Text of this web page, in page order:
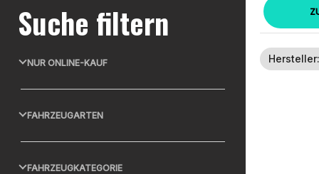
Suche filtern
NUR ONLINE-KAUF
FAHRZEUGARTEN
FAHRZEUGKATEGORIE
Hersteller